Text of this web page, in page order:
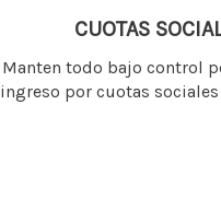
CUOTAS
Manten todo bajo control
ingreso por cuotas